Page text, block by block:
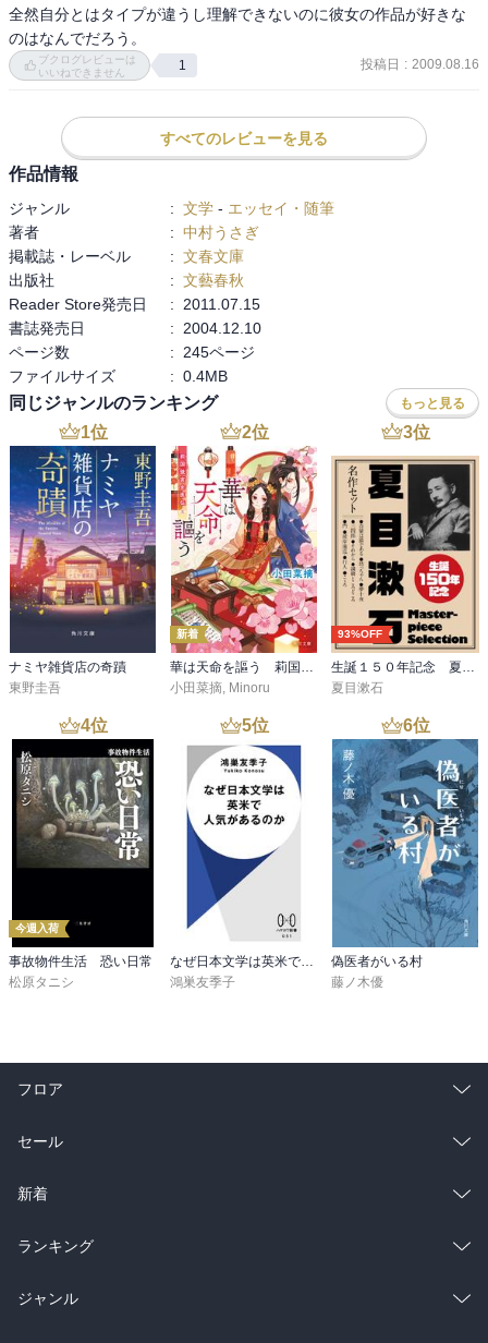
全然自分とはタイプが違うし理解できないのに彼女の作品が好きな
ブクログレビューは
いいねできません
1 投稿日 : 2009.08.16
すべてのレビューを見る
作品情報
ジャンル : 文学 - エッセイ・随筆
著者
: 中村うさぎ
掲載誌・レーベル
: 文春文庫
出版社
: 文藝春秋
Reader Store発売日
:
2011.07.15
書誌発売日
:
2004.12.10
ページ数
:
245ページ
ファイルサイズ
: 0.4MB
同じジャンルのランキング もっと見る
1位
ナミヤ雑貨店の奇蹟
東野圭吾
2位
新着
華は天命を謳う 莉国後宮女医伝 五
小田菜摘, Minoru
3位
93%OFF
生誕１５０年記念 夏目漱石 名作セット
夏目漱石
4位
今週入荷
事故物件生活 恐い日常
松原タニシ
5位
鴻巣友季子
6位
偽医者がいる村
藤ノ木優
フロア
総合
ラノベ
雑誌・グラビア
BL・TL
セール
総合
ラノベ
雑誌・グラビア
新着
総合
ラノベ
ランキング
総合
ジャンル